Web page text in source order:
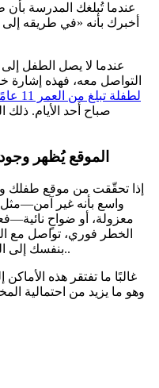
عندما تُبلغك المدرسة
عندما لا يصل الطفل
التواصل معه، فهذه
لطفلة تبلغ من العمر 11 عامًا
صباح أحد الأيام. ذلك
الموقع يُظهر
إذا تحقّقت من موقع
واسع بأنه غير آمن—مثل
معزولة، أو ضواحٍ
الخطر فوري، تواصل مع
بنفسك إلى الموقع للاطمئنان عليه وضمان سلامته..
غالبًا ما تفتقر هذه
وهو ما يزيد من احتمالية